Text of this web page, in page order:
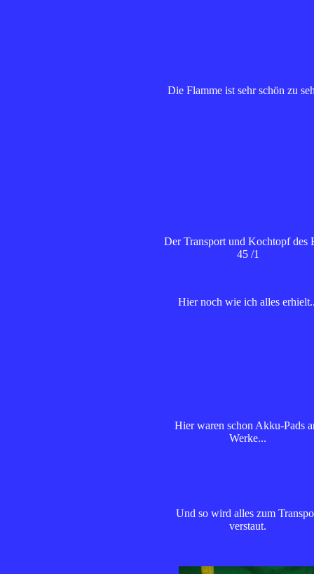
Die Flamme ist sehr schön zu
Der Transport und Kochtopf des
45 /1
Hier noch wie ich alles
Hier waren schon Akku-Pads
Werke...
Und so wird alles zum
verstaut.